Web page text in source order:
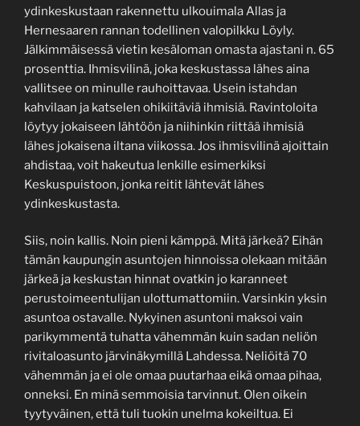
ydinkeskustaan rakennettu ulkouimala Allas ja
Hernesaaren rannan todellinen valopilkku Löyly.
Jälkimmäisessä vietin kesäloman omasta ajastani n. 65
prosenttia. Ihmisvilinä, joka keskustassa lähes aina
vallitsee on minulle rauhoittavaa. Usein istahdan
kahvilaan ja katselen ohikiitäviä ihmisiä. Ravintoloita
löytyy jokaiseen lähtöön ja niihinkin riittää ihmisiä
lähes jokaisena iltana viikossa. Jos ihmisvilinä ajoittain
ahdistaa, voit hakeutua lenkille esimerkiksi
Keskuspuistoon, jonka reitit lähtevät lähes
ydinkeskustasta.
Siis, noin kallis. Noin pieni kämppä. Mitä järkeä? Eihän
tämän kaupungin asuntojen hinnoissa olekaan mitään
järkeä ja keskustan hinnat ovatkin jo karanneet
perustoimeentulijan ulottumattomiin. Varsinkin yksin
asuntoa ostavalle. Nykyinen asuntoni maksoi vain
parikymmentä tuhatta vähemmän kuin sadan neliön
rivitaloasunto järvinäkymillä Lahdessa. Neliöitä 70
vähemmän ja ei ole omaa puutarhaa eikä omaa pihaa,
onneksi. En minä semmoisia tarvinnut. Olen oikein
tyytyväinen, että tuli tuokin unelma kokeiltua. Ei